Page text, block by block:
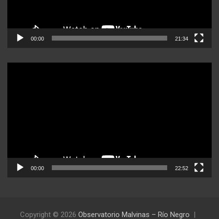
00:00 21:34
00:00 22:52
Copyright © 2026 Observatorio Malvinas – Río Negro